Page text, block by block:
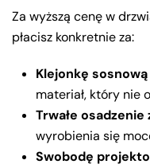
Za wyższą cenę w
płacisz konkretnie za:
Klejonkę sosnową
materiał, który nie
Trwałe osadzenie
wyrobienia się
Swobodę